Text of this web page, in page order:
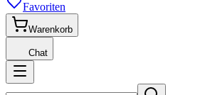
Favoriten
Warenkorb
Chat